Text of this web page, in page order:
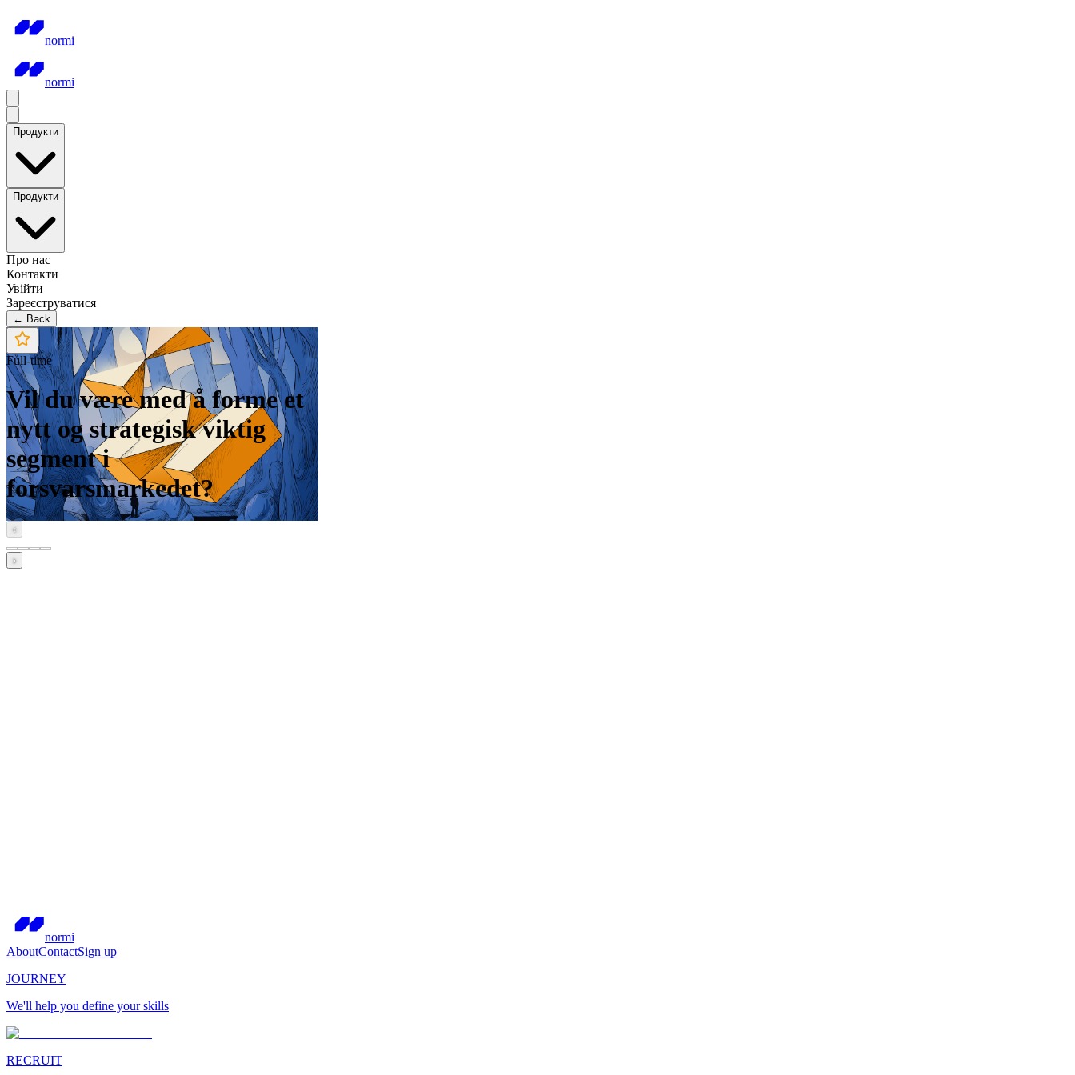
normi
normi
Продукти
Продукти
Про нас
Контакти
Увійти
Зареєструватися
← Back
Full-time
Vil du være med å forme et
nytt og strategisk viktig
segment i
forsvarsmarkedet?
‹
›
normi
AboutContactSign up
JOURNEY
We'll help you define your skills
RECRUIT